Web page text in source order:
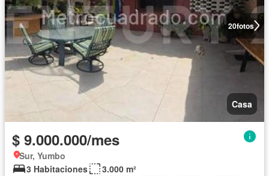
20fotos
Casa
$ 9.000.000/mes
Sur, Yumbo
3 Habitaciones
3.000 m²